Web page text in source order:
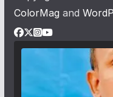
ColorMag and